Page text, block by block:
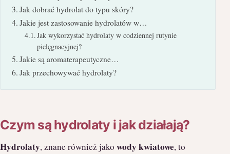
Jak dobrać hydrolat do typu skóry?
Jakie jest zastosowanie hydrolatów w…
Jak wykorzystać hydrolaty w codziennej rutynie
pielęgnacyjnej?
Jakie są aromaterapeutyczne…
Jak przechowywać hydrolaty?
Czym są hydrolaty i jak działają?
Hydrolaty, znane również jako wody kwiatowe, to